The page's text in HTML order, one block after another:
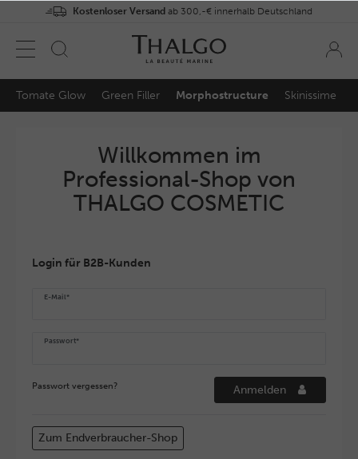
Kostenloser Versand ab 300,-€ innerhalb Deutschland
Tomate Glow Green Filler Morphostructure Skinissime
Willkommen im
Professional-Shop von
THALGO COSMETIC
Login für B2B-Kunden
E-Mail*
Passwort*
Passwort vergessen? Anmelden
Zum Endverbraucher-Shop